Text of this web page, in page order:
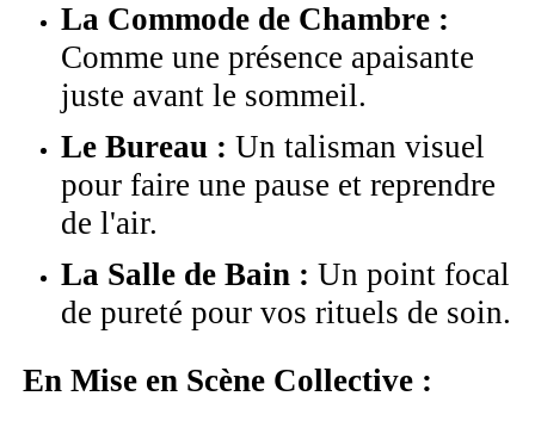
La Commode de Chambre :
Comme une présence apaisante
juste avant le sommeil.
Le Bureau : Un talisman visuel
pour faire une pause et reprendre
de l'air.
La Salle de Bain : Un point focal
de pureté pour vos rituels de soin.
En Mise en Scène Collective :